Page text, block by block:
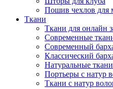
Пошив чехлов для
Ткани
Ткани для онлайн
Современные
Современный
Классический
Натуральные
Портьеры с натур
Ткани с натур